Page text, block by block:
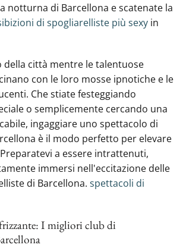
notturna di Barcellona e scatenate la
di spogliarelliste più sexy in
della città mentre le talentuose
con‍ le loro mosse ipnotiche e le
Che stiate festeggiando
o semplicemente cercando una
ingaggiare uno spettacolo di
è il modo perfetto per elevare
a essere intrattenuti,
immersi nell'eccitazione delle
di Barcellona. spettacoli di
I migliori club di